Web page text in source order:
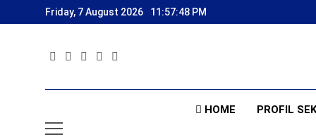
to
Friday, 7 August 2026 11:57:49 PM
HOME PROFIL